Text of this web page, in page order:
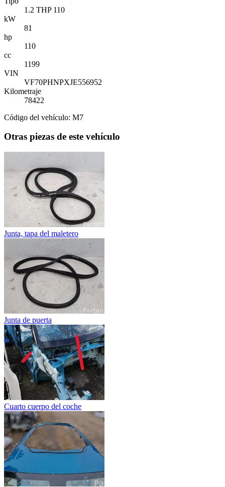
1.2 THP 110
kW
81
hp
110
cc
1199
VIN
VF70PHNPXJE556952
Kilometraje
78422
Código del vehículo: M7
Otras piezas de este vehículo
Junta, tapa del maletero
Junta de puerta
Cuarto cuerpo del coche